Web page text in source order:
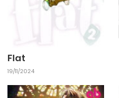
Chapter 38 26/09/2024
26/09/2024
Flat
19/11/2024